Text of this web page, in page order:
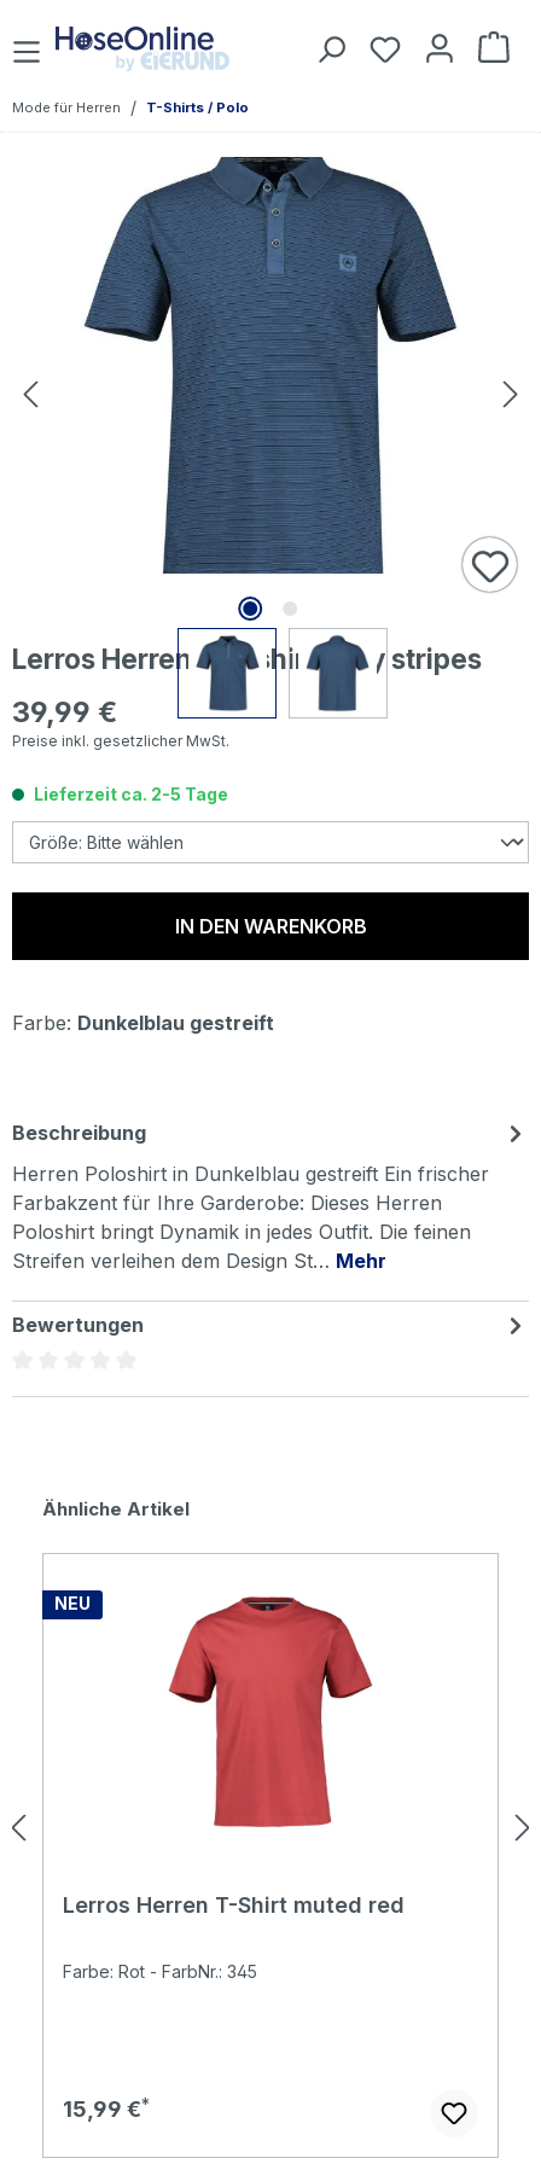
Zum Hauptinhalt springen Du hast 0
Mode für Herren / T-Shirts / Polo
Bildergalerie überspringen
Lerros Herren Poloshirt navy stripes
Regulärer Preis:
39,99 €
Preise inkl. gesetzlicher MwSt.
Lieferzeit ca. 2-5 Tage
IN DEN WARENKORB
Farbe: Dunkelblau gestreift
Beschreibung
Herren Poloshirt in Dunkelblau gestreift Ein frischer
Farbakzent für Ihre Garderobe: Dieses Herren
Poloshirt bringt Dynamik in jedes Outfit. Die feinen
Streifen verleihen dem Design St… Mehr
Bewertungen
Produktgalerie überspringen
Ähnliche Artikel
NEU
Lerros Herren T-Shirt muted red
Farbe: Rot - FarbNr.: 345
Regulärer Preis:
15,99 €